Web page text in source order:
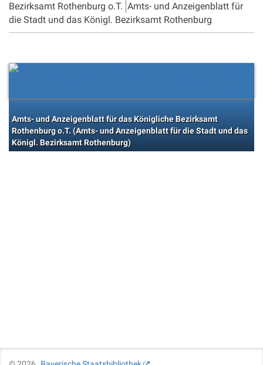
Bezirksamt Rothenburg o.T. Amts- und Anzeigenblatt für
die Stadt und das Königl. Bezirksamt Rothenburg
Amts- und Anzeigenblatt für das Königliche Bezirksamt
Rothenburg o.T. (Amts- und Anzeigenblatt für die Stadt und das
Königl. Bezirksamt Rothenburg)